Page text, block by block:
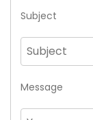
Subject
Message